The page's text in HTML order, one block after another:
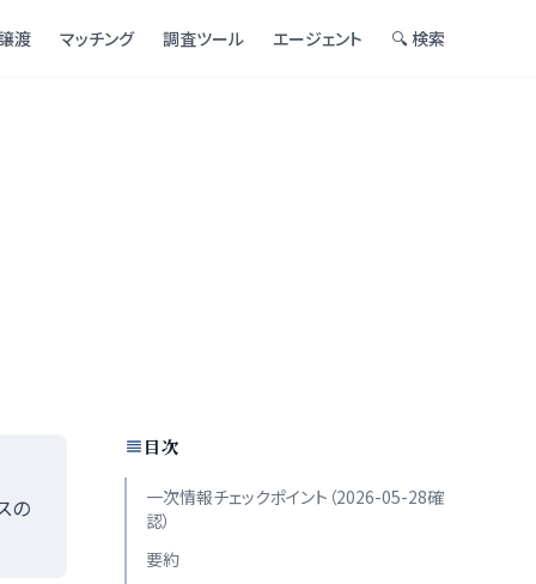
渡 マッチング 調査ツール エージェント 🔍 検索
の
目次
一次情報チェックポイント（2026-05-28確
認）
要約